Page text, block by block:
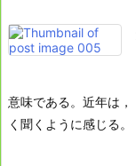
意味である。 近年は，
く聞くように感じる。